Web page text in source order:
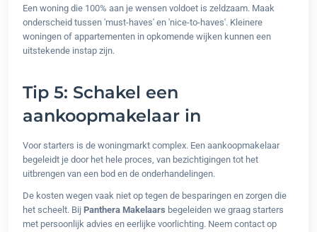
Een woning die 100% aan je wensen voldoet is zeldzaam. Maak
onderscheid tussen 'must-haves' en 'nice-to-haves'. Kleinere
woningen of appartementen in opkomende wijken kunnen een
uitstekende instap zijn.
Tip 5: Schakel een
aankoopmakelaar in
Voor starters is de woningmarkt complex. Een aankoopmakelaar
begeleidt je door het hele proces, van bezichtigingen tot het
uitbrengen van een bod en de onderhandelingen.
De kosten wegen vaak niet op tegen de besparingen en zorgen die
het scheelt. Bij Panthera Makelaars begeleiden we graag starters
met persoonlijk advies en eerlijke voorlichting. Neem contact op